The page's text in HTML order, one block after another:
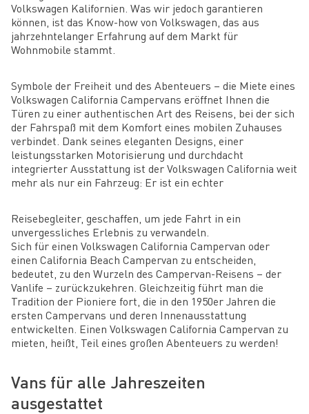
Volkswagen Kalifornien. Was wir jedoch garantieren
können, ist das Know-how von Volkswagen, das aus
jahrzehntelanger Erfahrung auf dem Markt für
Wohnmobile stammt.
Symbole der Freiheit und des Abenteuers – die Miete eines
Volkswagen California Campervans eröffnet Ihnen die
Türen zu einer authentischen Art des Reisens, bei der sich
der Fahrspaß mit dem Komfort eines mobilen Zuhauses
verbindet. Dank seines eleganten Designs, einer
leistungsstarken Motorisierung und durchdacht
integrierter Ausstattung ist der Volkswagen California weit
mehr als nur ein Fahrzeug: Er ist ein echter
Reisebegleiter, geschaffen, um jede Fahrt in ein
unvergessliches Erlebnis zu verwandeln.
Sich für einen Volkswagen California Campervan oder
einen California Beach Campervan zu entscheiden,
bedeutet, zu den Wurzeln des Campervan-Reisens – der
Vanlife – zurückzukehren. Gleichzeitig führt man die
Tradition der Pioniere fort, die in den 1950er Jahren die
ersten Campervans und deren Innenausstattung
entwickelten. Einen Volkswagen California Campervan zu
mieten, heißt, Teil eines großen Abenteuers zu werden!
Vans für alle Jahreszeiten
ausgestattet